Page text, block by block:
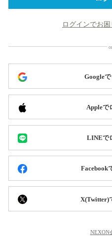
ログインでお
Google
Appleで
LINEで
Facebook
X(Twitter)
NEXON